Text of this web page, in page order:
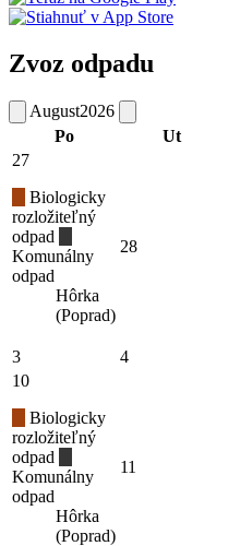
Zvoz odpadu
August2026
Po
Ut
27
Biologicky
rozložiteľný
odpad
Komunálny
odpad
Hôrka
(Poprad)
28
3 4
10
Biologicky
rozložiteľný
odpad
Komunálny
odpad
Hôrka
(Poprad)
11